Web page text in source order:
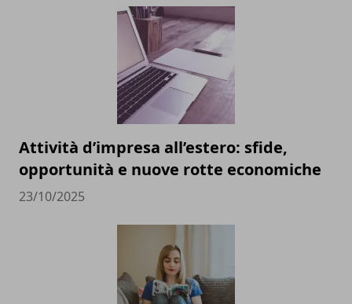
Attività d’impresa all’estero: sfide,
opportunità e nuove rotte economiche
23/10/2025